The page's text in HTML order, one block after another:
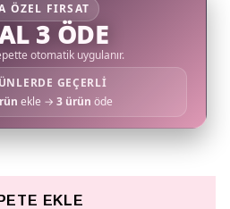
ÖZEL FIRSAT
3 ÖDE
otomatik uygulanır.
GEÇERLİ
ekle →3 ürün öde
EKLE